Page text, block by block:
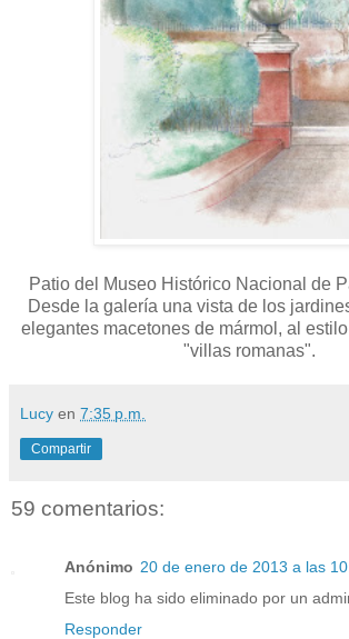
Patio del Museo Histórico Nacional de
Desde la galería una vista de los
elegantes macetones de mármol, al
"villas romanas".
Lucy en 7:35 p.m.
Compartir
59 comentarios:
Anónimo 20 de enero de 2013 a las
Este blog ha sido eliminado por un
Responder